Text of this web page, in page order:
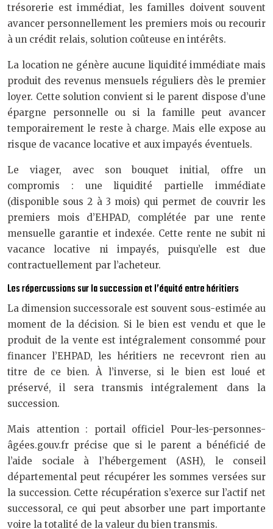
trésorerie est immédiat, les familles doivent souvent
avancer personnellement les premiers mois ou recourir
à un crédit relais, solution coûteuse en intérêts.
La location ne génère aucune liquidité immédiate mais
produit des revenus mensuels réguliers dès le premier
loyer. Cette solution convient si le parent dispose d’une
épargne personnelle ou si la famille peut avancer
temporairement le reste à charge. Mais elle expose au
risque de vacance locative et aux impayés éventuels.
Le viager, avec son bouquet initial, offre un
compromis : une liquidité partielle immédiate
(disponible sous 2 à 3 mois) qui permet de couvrir les
premiers mois d’EHPAD, complétée par une rente
mensuelle garantie et indexée. Cette rente ne subit ni
vacance locative ni impayés, puisqu’elle est due
contractuellement par l’acheteur.
Les répercussions sur la succession et l’équité entre héritiers
La dimension successorale est souvent sous-estimée au
moment de la décision. Si le bien est vendu et que le
produit de la vente est intégralement consommé pour
financer l’EHPAD, les héritiers ne recevront rien au
titre de ce bien. À l’inverse, si le bien est loué et
préservé, il sera transmis intégralement dans la
succession.
Mais attention : portail officiel Pour-les-personnes-
âgées.gouv.fr précise que si le parent a bénéficié de
l’aide sociale à l’hébergement (ASH), le conseil
départemental peut récupérer les sommes versées sur
la succession. Cette récupération s’exerce sur l’actif net
successoral, ce qui peut absorber une part importante
voire la totalité de la valeur du bien transmis.